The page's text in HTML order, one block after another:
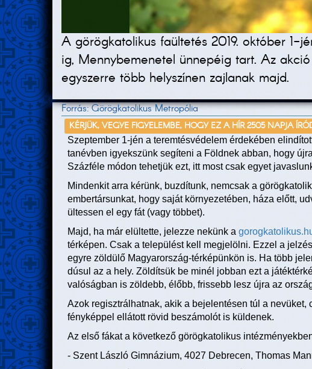
A görögkatolikus faültetés 2019. október 1-
ig, Mennybemenetel ünnepéig tart. Az
egyszerre több helyszínen zajlanak majd.
Forrás: Görögkatolikus Metropólia
KÉRJÜK, VEGYE FIGYELEMBE, HOGY EZ A HÍR 2505 NAPJA
Szeptember 1-jén a teremtésvédelem érdekében
tanévben igyekszünk segíteni a Földnek abban, hogy
Százféle módon tehetjük ezt, itt most csak egyet
Mindenkit arra kérünk, buzdítunk, nemcsak a
embertársunkat, hogy saját környezetében, háza előtt,
ültessen el egy fát (vagy többet).
Majd, ha már elültette, jelezze nekünk a
térképen. Csak a települést kell megjelölni. Ezzel a
egyre zöldülő Magyarország-térképünkön is. Ha több
dúsul az a hely. Zöldítsük be minél jobban ezt a
valóságban is zöldebb, élőbb, frissebb lesz újra az
Azok regisztrálhatnak, akik a bejelentésen túl a nevüket,
fényképpel ellátott rövid beszámolót is küldenek.
Az első fákat a következő görögkatolikus
- Szent László Gimnázium, 4027 Debrecen, Thomas